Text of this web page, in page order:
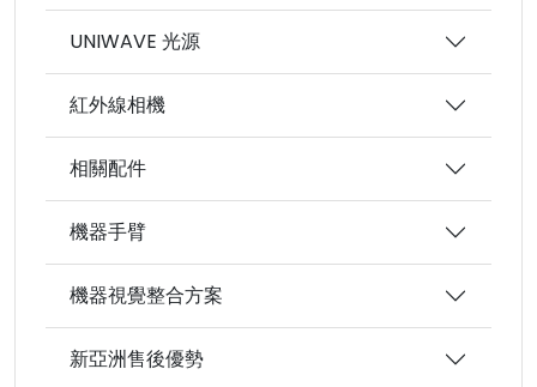
UNIWAVE 光源
紅外線相機
相關配件
機器手臂
機器視覺整合方案
新亞洲售後優勢